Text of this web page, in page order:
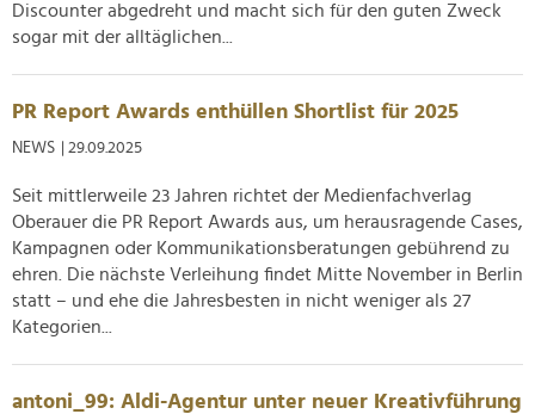
Discounter abgedreht und macht sich für den guten Zweck
sogar mit der alltäglichen...
PR Report Awards enthüllen Shortlist für 2025
NEWS | 29.09.2025
Seit mittlerweile 23 Jahren richtet der Medienfachverlag
Oberauer die PR Report Awards aus, um herausragende Cases,
Kampagnen oder Kommunikationsberatungen gebührend zu
ehren. Die nächste Verleihung findet Mitte November in Berlin
statt – und ehe die Jahresbesten in nicht weniger als 27
Kategorien...
antoni_99: Aldi-Agentur unter neuer Kreativführung